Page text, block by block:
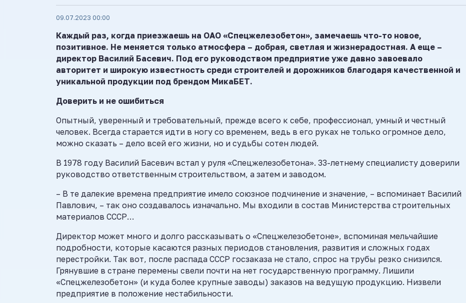
09.07.2023 00:00
Каждый раз, когда приезжаешь на ОАО «Спецжелезобетон», замечаешь что-то новое,
позитивное. Не меняется только атмосфера – добрая, светлая и жизнерадостная. А еще –
директор Василий Басевич. Под его руководством предприятие уже давно завоевало
авторитет и широкую известность среди строителей и дорожников благодаря качественной и
уникальной продукции под брендом МикаБЕТ.
Доверить и не ошибиться
Опытный, уверенный и требовательный, прежде всего к себе, профессионал, умный и честный
человек. Всегда старается идти в ногу со временем, ведь в его руках не только огромное дело,
можно сказать – дело всей его жизни, но и судьбы сотен людей.
В 1978 году Василий Басевич встал у руля «Спецжелезобетона». 33-летнему специалисту доверили
руководство ответственным строительством, а затем и заводом.
– В те далекие времена предприятие имело союзное подчинение и значение, – вспоминает Василий
Павлович, – так оно создавалось изначально. Мы входили в состав Министерства строительных
материалов СССР…
Директор может много и долго рассказывать о «Спецжелезобетоне», вспоминая мельчайшие
подробности, которые касаются разных периодов становления, развития и сложных годах
перестройки. Так вот, после распада СССР госзаказа не стало, спрос на трубы резко снизился.
Грянувшие в стране перемены свели почти на нет государственную программу. Лишили
«Спецжелезобетон» (и куда более крупные заводы) заказов на ведущую продукцию. Низвели
предприятие в положение нестабильности.